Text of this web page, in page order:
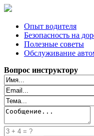
Опыт водителя
Безопасность на
Полезные советы
Обслуживание
Вопрос инструктору